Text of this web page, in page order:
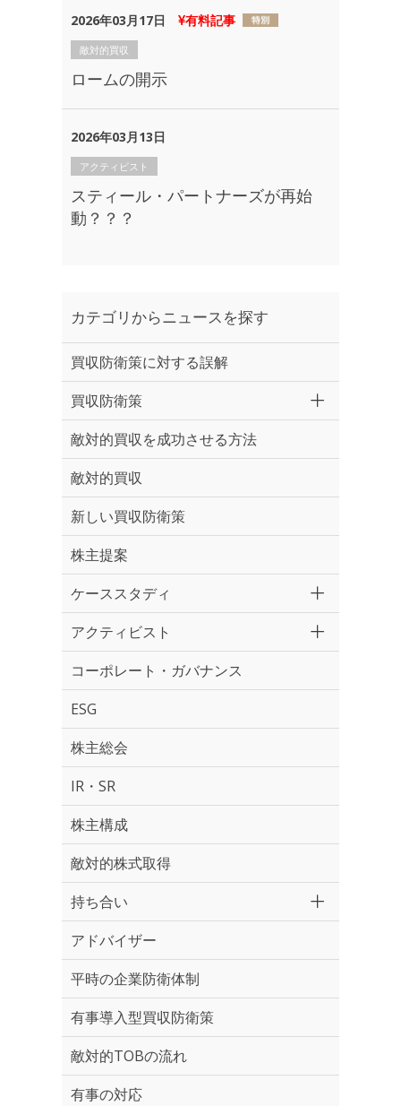
2026年03月17日 有料記事
敵対的買収
ロームの開示
2026年03月13日
アクティビスト
スティール・パートナーズが再始
動？？？
カテゴリからニュースを探す
買収防衛策に対する誤解
買収防衛策
敵対的買収を成功させる方法
敵対的買収
新しい買収防衛策
株主提案
ケーススタディ
アクティビスト
コーポレート・ガバナンス
ESG
株主総会
IR・SR
株主構成
敵対的株式取得
持ち合い
アドバイザー
平時の企業防衛体制
有事導入型買収防衛策
敵対的TOBの流れ
有事の対応